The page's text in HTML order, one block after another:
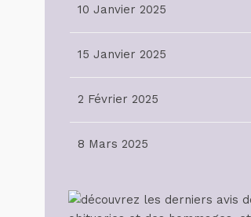
10 Janvier 2025
15 Janvier 2025
2 Février 2025
8 Mars 2025